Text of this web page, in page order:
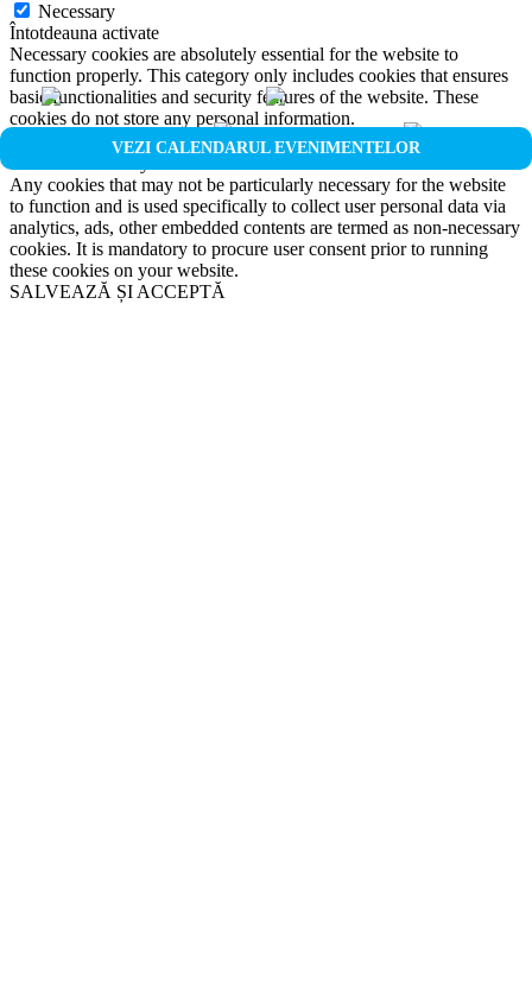
VEZI CALENDARUL EVENIMENTELOR
Necessary
Întotdeauna activate
Necessary cookies are absolutely essential for the website to
function properly. This category only includes cookies that ensures
basic functionalities and security features of the website. These
cookies do not store any personal information.
Non-necessary
Any cookies that may not be particularly necessary for the website
to function and is used specifically to collect user personal data via
analytics, ads, other embedded contents are termed as non-necessary
cookies. It is mandatory to procure user consent prior to running
these cookies on your website.
SALVEAZĂ ȘI ACCEPTĂ